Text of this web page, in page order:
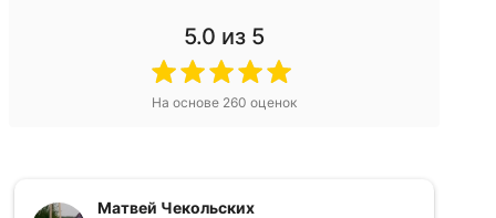
5.0 из 5
На основе 260 оценок
Матвей Чекольских